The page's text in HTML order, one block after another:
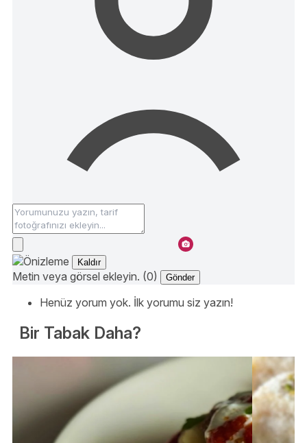
Kaldır
Metin veya görsel ekleyin. (0) Gönder
Henüz yorum yok. İlk yorumu siz yazın!
Bir Tabak Daha?